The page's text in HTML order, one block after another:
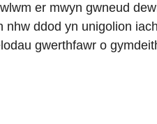
er mwyn gwneud
nhw ddod yn unigolion
gwerthfawr o